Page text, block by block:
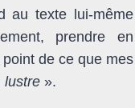
au texte lui-même
prendre en
de ce que mes
lustre ».